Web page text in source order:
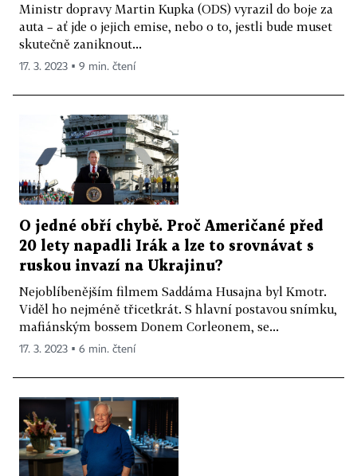
Ministr dopravy Martin Kupka (ODS) vyrazil do boje za
auta – ať jde o jejich emise, nebo o to, jestli bude muset
skutečně zaniknout...
17. 3. 2023 ▪ 9 min. čtení
O jedné obří chybě. Proč Američané před
20 lety napadli Irák a lze to srovnávat s
ruskou invazí na Ukrajinu?
Nejoblíbenějším filmem Saddáma Husajna byl Kmotr.
Viděl ho nejméně třicetkrát. S hlavní postavou snímku,
mafiánským bossem Donem Corleonem, se...
17. 3. 2023 ▪ 6 min. čtení